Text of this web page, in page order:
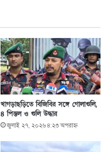
খাগড়াছড়িতে বিজিবির সঙ্গে গোলাগুলি,
৪ পিস্তল ও গুলি উদ্ধার
জুলাই ২৭, ২০২৬ ৪:২৩ অপরাহ্ণ